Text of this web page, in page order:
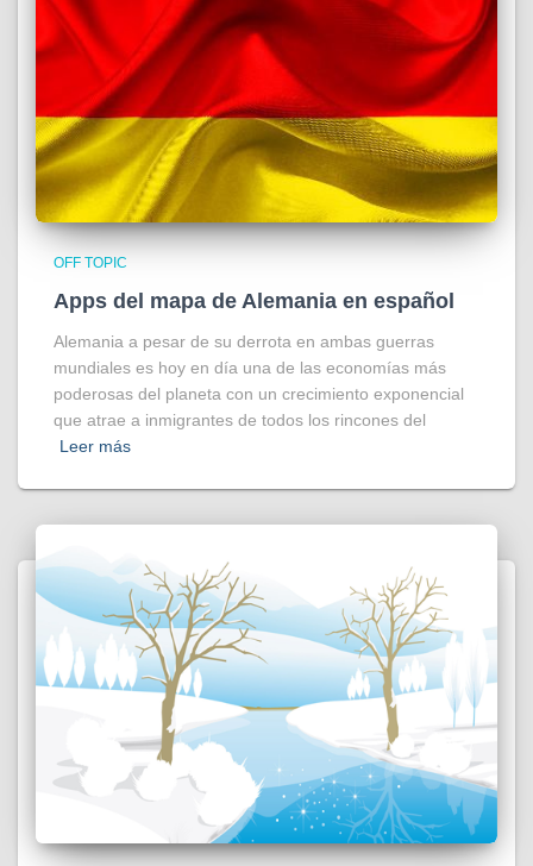
OFF TOPIC
Apps del mapa de Alemania en español
Alemania a pesar de su derrota en ambas guerras
mundiales es hoy en día una de las economías más
poderosas del planeta con un crecimiento exponencial
que atrae a inmigrantes de todos los rincones del
Leer más